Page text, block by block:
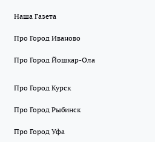
Наша Газета
Про Город Иваново
Про Город Йошкар-Ола
Про Город Курск
Про Город Рыбинск
Про Город Уфа